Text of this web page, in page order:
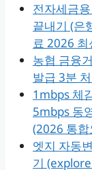
전자세금
끝내기 (은
료 2026 최
농협 금융
발급 3분
1mbps 체
5mbps 동
(2026 통합
엣지 자동
기